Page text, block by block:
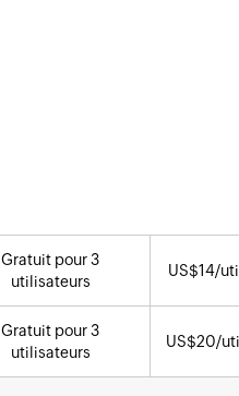
Gratuit pour 3
utilisateurs
US$14/
Gratuit pour 3
utilisateurs
US$20/